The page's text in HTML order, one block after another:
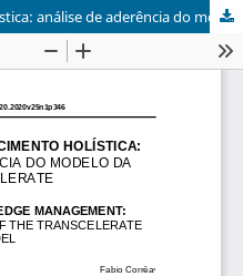
A Gestão do Conhecimento holística: análise de aderência do modelo da TransCelerate